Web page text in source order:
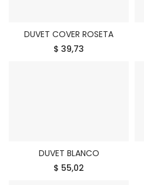
COMPRAR
DUVET COVER ROSETA
$ 39,73
COMPRAR
DUVET BLANCO
$ 55,02